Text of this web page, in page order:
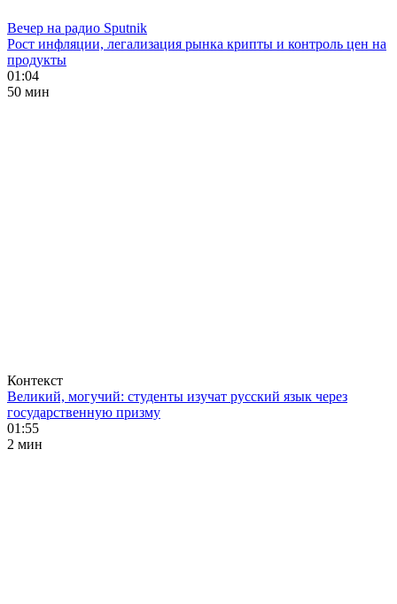
Вечер на радио Sputnik
Рост инфляции, легализация рынка крипты и контроль цен на
продукты
01:04
50 мин
Контекст
Великий, могучий: студенты изучат русский язык через
государственную призму
01:55
2 мин